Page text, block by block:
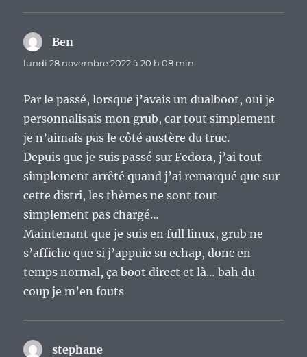
Ben
lundi 28 novembre 2022 à 20 h 08 min
Par le passé, lorsque j’avais un dualboot, oui je
personnalisais mon grub, car tout simplement
je n’aimais pas le côté austère du truc.
Depuis que je suis passé sur Fedora, j’ai tout
simplement arrêté quand j’ai remarqué que sur
cette distri, les thèmes ne sont tout
simplement pas chargé…
Maintenant que je suis en full linux, grub ne
s’affiche que si j’appuie su echap, donc en
temps normal, ça boot direct et là… bah du
coup je m’en fouts
stephane